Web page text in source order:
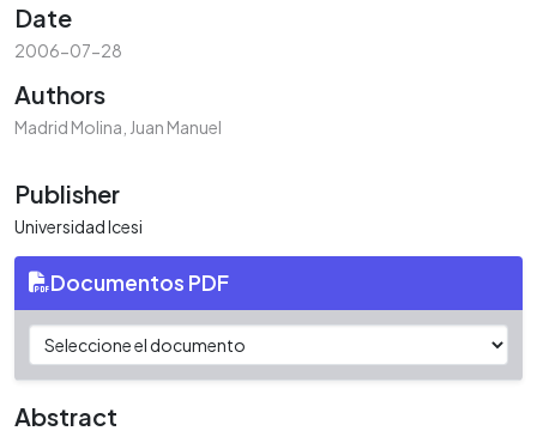
Date
2006-07-28
Authors
Madrid Molina, Juan Manuel
Publisher
Universidad Icesi
Documentos PDF
Abstract